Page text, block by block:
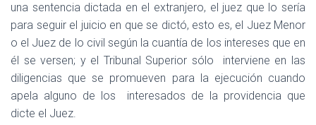
una sentencia dictada en el extranjero, el juez que lo sería
para seguir el juicio en que se dictó, esto es, el Juez Menor
o el Juez de lo civil según la cuantía de los intereses que en
él se versen; y el Tribunal Superior sólo
interviene en las
diligencias que se promueven para la ejecución cuando
apela alguno de los
interesados de la providencia que
dicte el Juez.